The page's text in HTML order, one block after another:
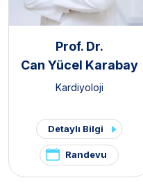
Prof. Dr.
Can Yücel Karabay
Kardiyoloji
Detaylı Bilgi
Randevu